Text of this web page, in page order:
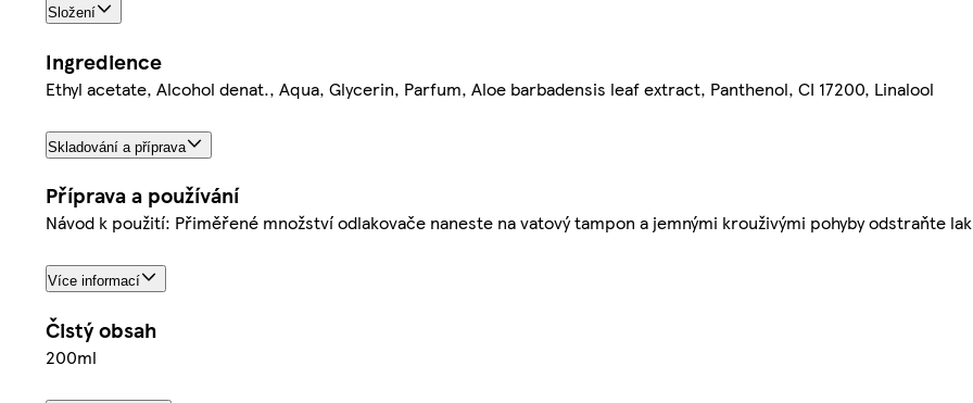
Složení
Ingredience
Ethyl acetate, Alcohol denat., Aqua, Glycerin, Parfum, Aloe barbadensis leaf extract, Panthenol, CI 17200, Linalool
Skladování a příprava
Příprava a používání
Návod k použití: Přiměřené množství odlakovače naneste na vatový tampon a jemnými krouživými pohyby odstraňte
Více informací
Čistý obsah
200ml